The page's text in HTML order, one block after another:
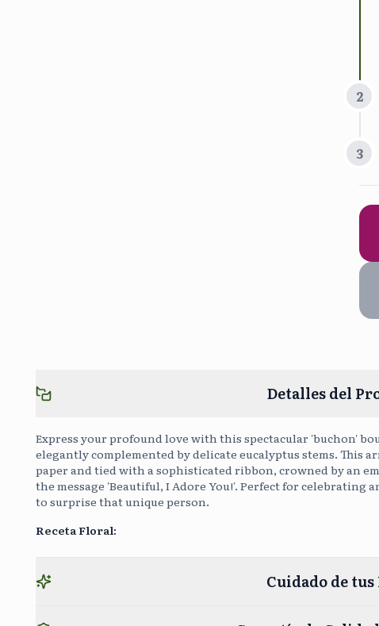
2
3
Detalles del
Express your profound love with this spectacular 'buchon'
elegantly complemented by delicate eucalyptus stems. This
paper and tied with a sophisticated ribbon, crowned by an
the message 'Beautiful, I Adore You!'. Perfect for celebrating
to surprise that unique person.
Receta Floral:
Cuidado de